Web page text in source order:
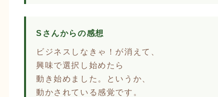
Sさんからの感想
ビジネスしなきゃ！が消えて、
興味で選択し始めたら
動き始めました。というか、
動かされている感覚です。